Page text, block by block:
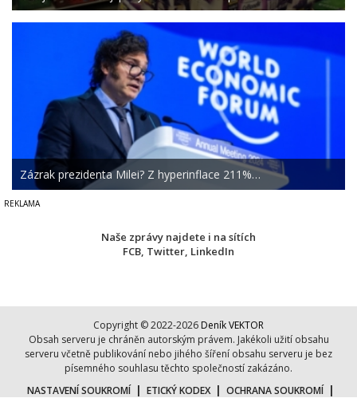
Zázrak prezidenta Milei? Z hyperinflace 211%…
Naše zprávy najdete i na sítích
FCB, Twitter, LinkedIn
Copyright © 2022-2026 Deník VEKTOR
Obsah serveru je chráněn autorským právem. Jakékoli užití obsahu
serveru včetně publikování nebo jihého šíření obsahu serveru je bez
písemného souhlasu těchto společností zakázáno.
NASTAVENÍ SOUKROMÍ | ETICKÝ KODEX | OCHRANA SOUKROMÍ |